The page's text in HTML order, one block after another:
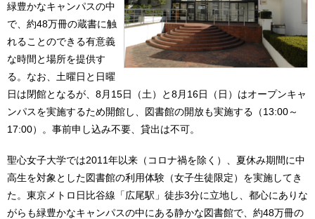
緑豊かなキャンパスの中
で、約48万冊の蔵書に触
れることのできる有意義
な時間と場所を提供す
る。なお、土曜日と日曜
日は閉館となるが、8月15日（土）と8月16日（日）はオープンキャ
ンパスを実施するため開館し、図書館の開放も実施する（13:00～
17:00）。事前申し込み不要、貸出は不可。
聖心女子大学では2011年以来（コロナ禍を除く）、夏休み期間に中
高生を対象とした図書館の利用体験（女子生徒限定）を実施してき
た。東京メトロ日比谷線「広尾駅」徒歩3分に立地し、都心にありな
がらも緑豊かなキャンパスの中にある静かな図書館で、約48万冊の